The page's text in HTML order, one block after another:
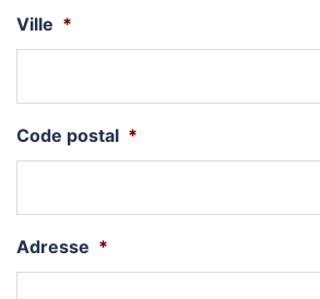
Ville *
Code postal *
Adresse *